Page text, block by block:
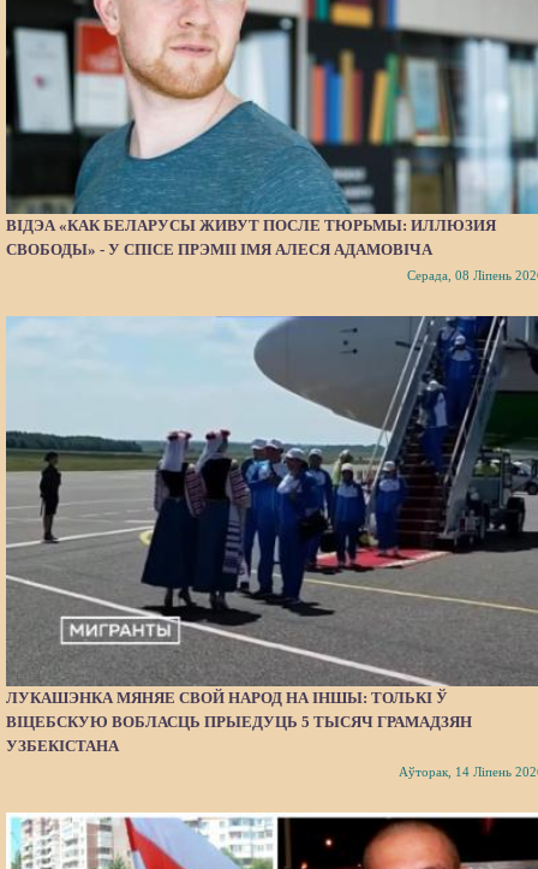
ВІДЭА «КАК БЕЛАРУСЫ ЖИВУТ ПОСЛЕ ТЮРЬМЫ: ИЛЛЮЗИЯ
СВОБОДЫ» - У СПІСЕ ПРЭМІІ ІМЯ АЛЕСЯ АДАМОВІЧА
Серада, 08 Ліпень
ЛУКАШЭНКА МЯНЯЕ СВОЙ НАРОД НА ІНШЫ: ТОЛЬКІ Ў
ВІЦЕБСКУЮ ВОБЛАСЦЬ ПРЫЕДУЦЬ 5 ТЫСЯЧ ГРАМАДЗЯН
УЗБЕКІСТАНА
Аўторак, 14 Ліпень